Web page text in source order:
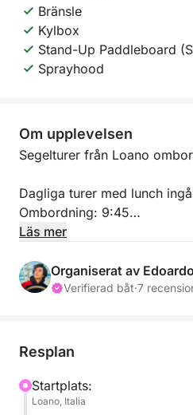
Bränsle
Kylbox
Stand-Up Paddleboard
Sprayhood
Om upplevelsen
Segelturer från Loano
Dagliga turer med lunch
Ombordning: 9:45
Avgång: 17:30
Det blir en unik och
ombord på Moon Shadow,
Vi avgår från Loano och
fullständig stillhet.
Läs mer
Organiserat av Edoardo
Verifierad båt·7
Resplan
Startplats:
Loano, Italia